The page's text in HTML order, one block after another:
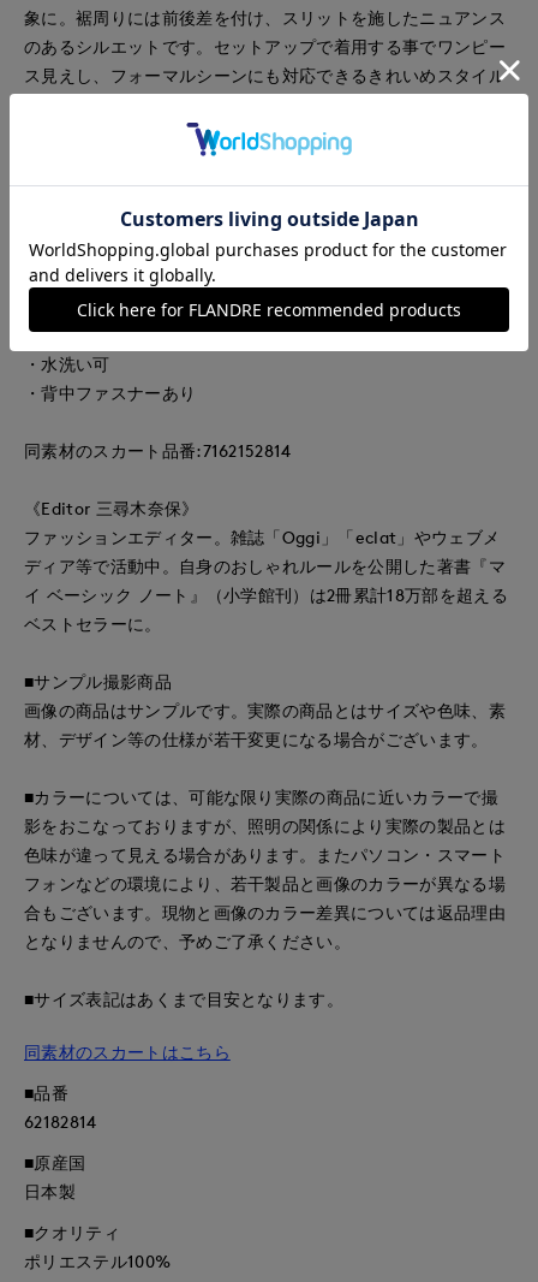
象に。裾周りには前後差を付け、スリットを施したニュアンス
のあるシルエットです。セットアップで着用する事でワンピー
ス見えし、フォーマルシーンにも対応できるきれいめスタイル
ドレープ性とドライな触り心地が特徴。さらっとしたタッチで
肌離れが良く着心地の良さを叶えます。天然素材の様なメラン
ジ感のある表面もポイント。レーヨンの様な滑らかな風合いと
落ち感が上品さを醸し出します。シワになりにくい等のイージ
ーケア性も併せ持った素材です。
・水洗い可
・背中ファスナーあり
同素材のスカート品番:7162152814
《Editor 三尋木奈保》
ファッションエディター。雑誌「Oggi」「eclat」やウェブメ
ディア等で活動中。自身のおしゃれルールを公開した著書『マ
イ ベーシック ノート』（小学館刊）は2冊累計18万部を超える
ベストセラーに。
■サンプル撮影商品
画像の商品はサンプルです。実際の商品とはサイズや色味、素
材、デザイン等の仕様が若干変更になる場合がございます。
■カラーについては、可能な限り実際の商品に近いカラーで撮
影をおこなっておりますが、照明の関係により実際の製品とは
色味が違って見える場合があります。またパソコン・スマート
フォンなどの環境により、若干製品と画像のカラーが異なる場
合もございます。現物と画像のカラー差異については返品理由
となりませんので、予めご了承ください。
■サイズ表記はあくまで目安となります。
同素材のスカートはこちら
■品番
62182814
■原産国
日本製
■クオリティ
ポリエステル100%